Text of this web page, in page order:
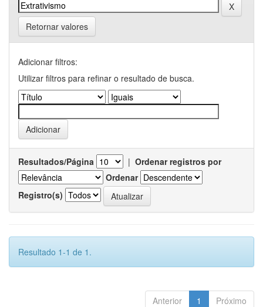
Retornar valores
Adicionar filtros:
Utilizar filtros para refinar o resultado de busca.
Resultados/Página | Ordenar registros por
Ordenar
Registro(s)
Resultado 1-1 de 1.
Anterior 1 Próximo